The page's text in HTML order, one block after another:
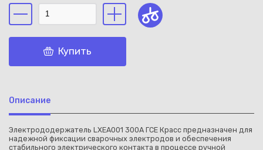
Купить
Описание
Электрододержатель LXEA001 300А ГСЕ Красс предназначен для
надежной фиксации сварочных электродов и обеспечения
стабильного электрического контакта в процессе ручной